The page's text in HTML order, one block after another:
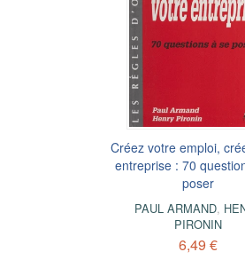
Créez votre emploi,
entreprise : 70
poser
PAUL ARMAND,
PIRONIN
6,49 €